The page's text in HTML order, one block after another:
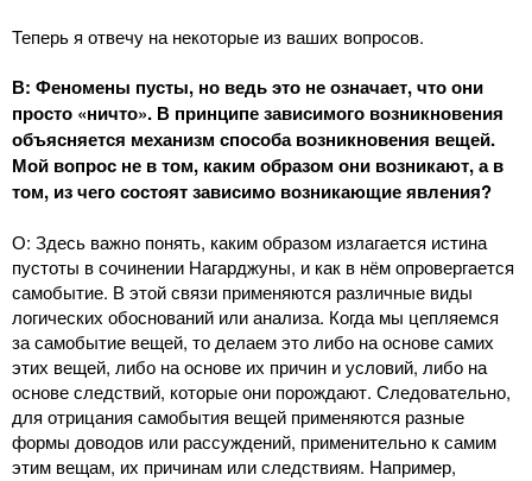
Теперь я отвечу на некоторые из ваших вопросов.
В: Феномены пусты, но ведь это не означает, что они
просто «ничто». В принципе зависимого возникновения
объясняется механизм способа возникновения вещей.
Мой вопрос не в том, каким образом они возникают, а в
том, из чего состоят зависимо возникающие явления?
О: Здесь важно понять, каким образом излагается истина
пустоты в сочинении Нагарджуны, и как в нём опровергается
самобытие. В этой связи применяются различные виды
логических обоснований или анализа. Когда мы цепляемся
за самобытие вещей, то делаем это либо на основе самих
этих вещей, либо на основе их причин и условий, либо на
основе следствий, которые они порождают. Следовательно,
для отрицания самобытия вещей применяются разные
формы доводов или рассуждений, применительно к самим
этим вещам, их причинам или следствиям. Например,